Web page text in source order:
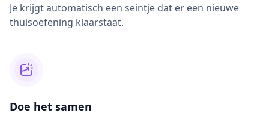
Je krijgt automatisch een seintje dat er een nieuwe
thuisoefening klaarstaat.
Doe het samen